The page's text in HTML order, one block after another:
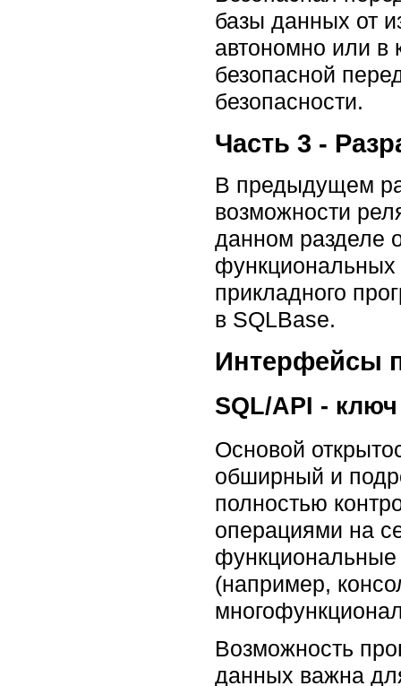
базы данных от
автономно или в
безопасной
безопасности.
Часть 3 -
В предыдущем
возможности
данном разделе
прикладного
в SQLBase.
Интерфейсы
SQL/API -
Основой
обширный и
полностью
операциями на
функциональные
(например,
Возможность
данных важна